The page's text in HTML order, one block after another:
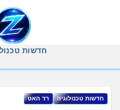
חדשות
‏חדשות ‏טכנולוגיה רד האט